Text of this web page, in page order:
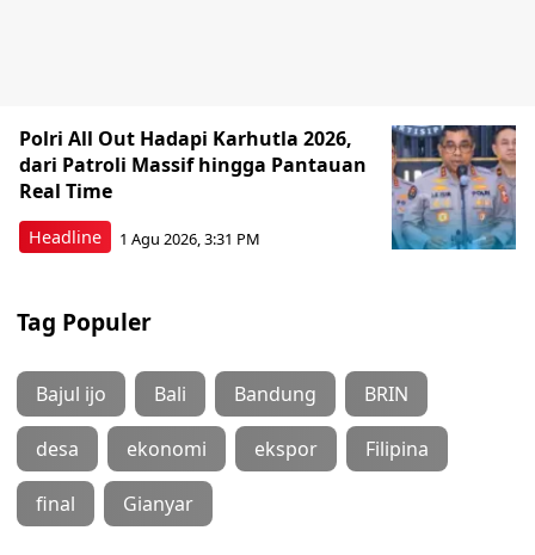
Headline
Polri All Out Hadapi Karhutla 2026,
dari Patroli Massif hingga Pantauan
Real Time
1 Agu 2026, 3:31 PM
Tag Populer
Bajul ijo Bali Bandung BRIN
desa ekonomi ekspor Filipina
final Gianyar